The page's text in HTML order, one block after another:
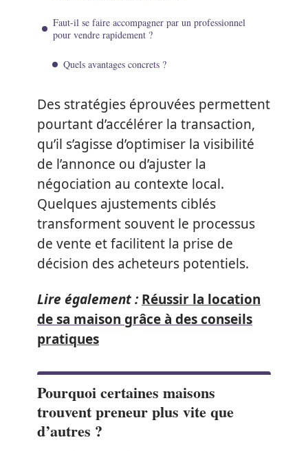
Faut-il se faire accompagner par un professionnel
pour vendre rapidement ?
Quels avantages concrets ?
Des stratégies éprouvées permettent
pourtant d’accélérer la transaction,
qu’il s’agisse d’optimiser la visibilité
de l’annonce ou d’ajuster la
négociation au contexte local.
Quelques ajustements ciblés
transforment souvent le processus
de vente et facilitent la prise de
décision des acheteurs potentiels.
Lire également : Réussir la location
de sa maison grâce à des conseils
pratiques
Pourquoi certaines maisons
trouvent preneur plus vite que
d’autres ?